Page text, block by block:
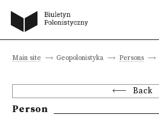
Main site Geopolonistyka Persons
Back
Person